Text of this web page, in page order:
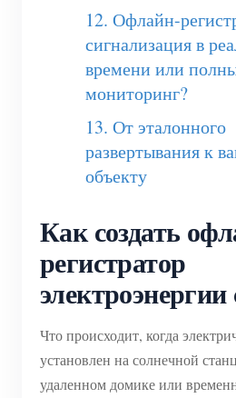
12. Офлайн-
сигнализация в
времени или
мониторинг?
13. От эталонного
развертывания к
объекту
Как создать
регистратор
Что происходит, когда
установлен на солнечной
удаленном домике или